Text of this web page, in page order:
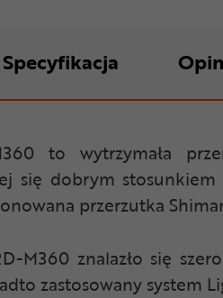
Specyfikacja
to wytrzymała
się dobrym
przerzutka
M360 znalazło się
zastosowany system